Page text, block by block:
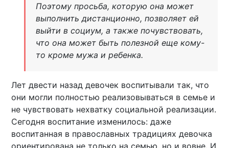
Поэтому просьба, которую она может
выполнить дистанционно, позволяет ей
выйти в социум, а также почувствовать,
что она может быть полезной еще кому-
то кроме мужа и ребенка.
Лет двести назад девочек воспитывали так, что
они могли полностью реализовываться в семье и
не чувствовать нехватку социальной реализации.
Сегодня воспитание изменилось: даже
воспитанная в православных традициях девочка
ориентирована не только на семью, но и вовне. И